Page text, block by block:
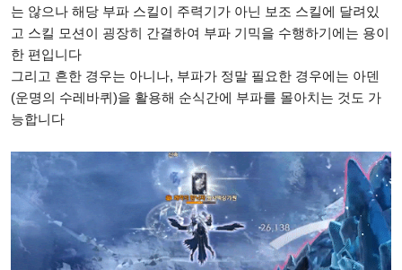
는 않으나 해당 부파 스킬이 주력기가 아닌 보조 스킬에 달려있
고 스킬 모션이 굉장히 간결하여 부파 기믹을 수행하기에는 용이
한 편입니다
그리고 흔한 경우는 아니나, 부파가 정말 필요한 경우에는 아덴
(운명의 수레바퀴)을 활용해 순식간에 부파를 몰아치는 것도 가
능합니다